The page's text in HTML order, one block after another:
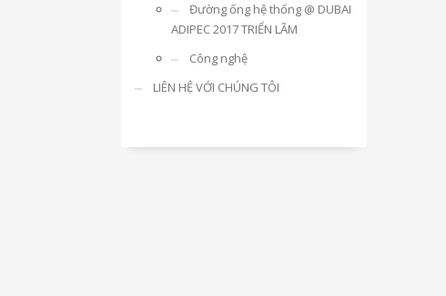
Đường ống hệ thống @ DUBAI
ADIPEC 2017 TRIỂN LÃM
Công nghệ
LIÊN HỆ VỚI CHÚNG TÔI